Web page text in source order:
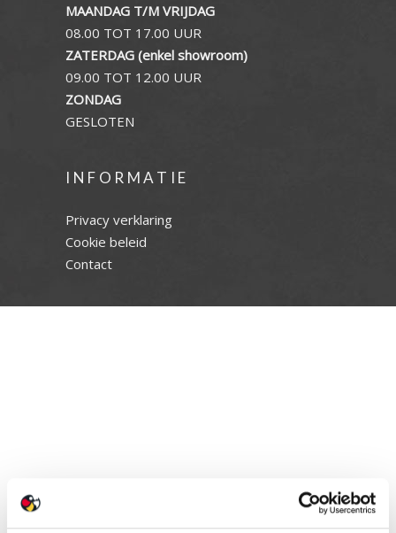
MAANDAG T/M VRIJDAG
08.00 TOT 17.00 UUR
ZATERDAG (enkel showroom)
09.00 TOT 12.00 UUR
ZONDAG
GESLOTEN
INFORMATIE
Privacy verklaring
Cookie beleid
Contact